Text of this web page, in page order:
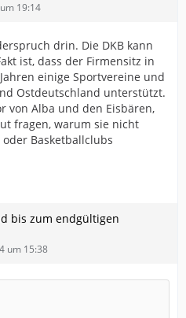
19:14
drin. Die DKB kann
ist, dass der Firmensitz in
einige Sportvereine und
Ostdeutschland unterstützt.
von Alba und den Eisbären,
fragen, warum sie nicht
Basketballclubs
bis zum endgültigen
um 15:38